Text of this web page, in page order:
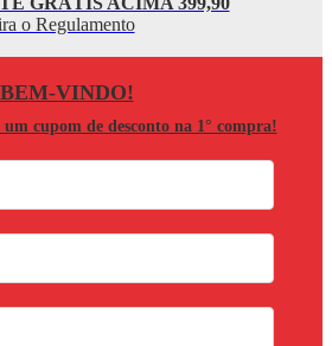
o Regulamento
BEM-VINDO!
um cupom de desconto na 1° compra!